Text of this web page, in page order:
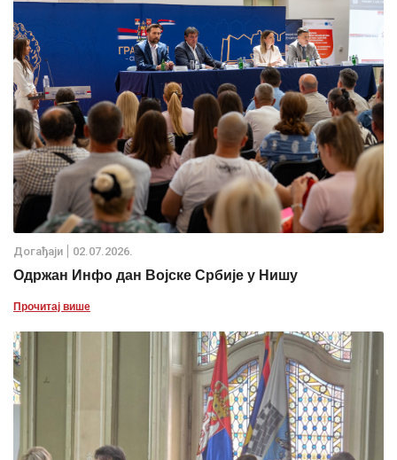
Дoгађаjи 02.07.2026.
Одржан Инфо дан Војске Србије у Нишу
Прочитај више